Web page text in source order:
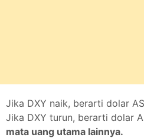
Jika DXY naik, berarti dolar AS
Jika DXY turun, berarti dolar
mata uang utama lainnya.